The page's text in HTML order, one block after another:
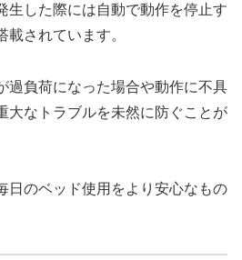
生した際には自動で動作を停止す
載されています。
過負荷になった場合や動作に不具
大なトラブルを未然に防ぐことが
日のベッド使用をより安心なもの